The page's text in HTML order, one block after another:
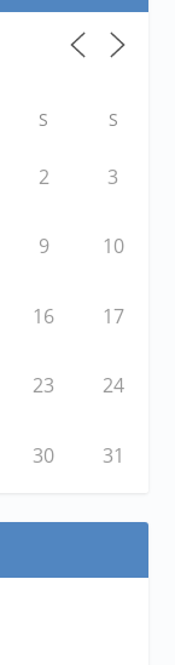
S S
2 3
9 10
16 17
23 24
30 31